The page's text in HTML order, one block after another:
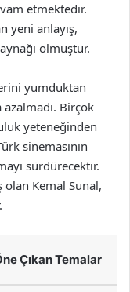
etmektedir.
yeni anlayış,
olmuştur.
yumduktan
Birçok
yeteneğinden
sinemasının
sürdürecektir.
Kemal Sunal,
Çıkan Temalar